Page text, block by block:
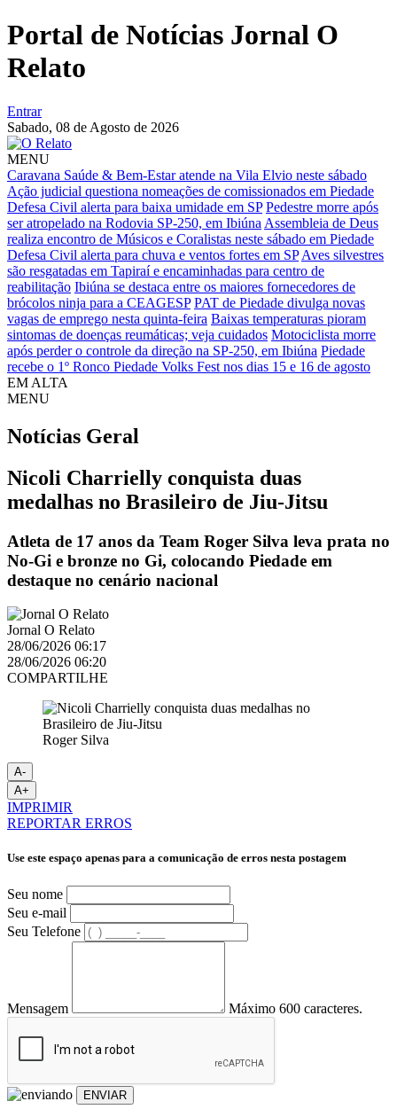
Portal de Notícias Jornal O
Relato
Entrar
Sabado, 08 de Agosto de 2026
MENU
Caravana Saúde & Bem-Estar atende na Vila Elvio neste sábado
Ação judicial questiona nomeações de comissionados em Piedade
Defesa Civil alerta para baixa umidade em SP Pedestre morre após
ser atropelado na Rodovia SP-250, em Ibiúna Assembleia de Deus
realiza encontro de Músicos e Coralistas neste sábado em Piedade
Defesa Civil alerta para chuva e ventos fortes em SP Aves silvestres
são resgatadas em Tapiraí e encaminhadas para centro de
reabilitação Ibiúna se destaca entre os maiores fornecedores de
brócolos ninja para a CEAGESP PAT de Piedade divulga novas
vagas de emprego nesta quinta-feira Baixas temperaturas pioram
sintomas de doenças reumáticas; veja cuidados Motociclista morre
após perder o controle da direção na SP-250, em Ibiúna Piedade
recebe o 1º Ronco Piedade Volks Fest nos dias 15 e 16 de agosto
EM ALTA
MENU
Notícias Geral
Nicoli Charrielly conquista duas
medalhas no Brasileiro de Jiu-Jitsu
Atleta de 17 anos da Team Roger Silva leva prata no
No-Gi e bronze no Gi, colocando Piedade em
destaque no cenário nacional
Jornal O Relato
28/06/2026 06:17
28/06/2026 06:20
COMPARTILHE
Roger Silva
A-
A+
IMPRIMIR
REPORTAR ERROS
Use este espaço apenas para a comunicação de erros nesta postagem
Seu nome
Seu e-mail
Seu Telefone
Mensagem Máximo 600 caracteres.
ENVIAR